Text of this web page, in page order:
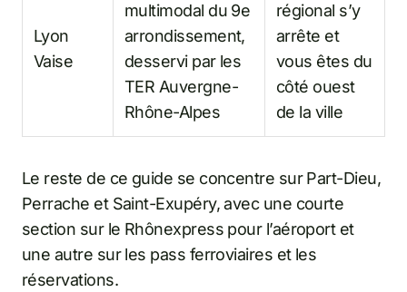
Lyon
Vaise
multimodal du 9e
arrondissement,
desservi par les
TER Auvergne-
Rhône-Alpes
régional s’y
arrête et
vous êtes du
côté ouest
de la ville
Le reste de ce guide se concentre sur Part-Dieu,
Perrache et Saint-Exupéry, avec une courte
section sur le Rhônexpress pour l’aéroport et
une autre sur les pass ferroviaires et les
réservations.